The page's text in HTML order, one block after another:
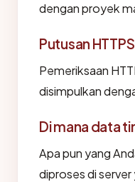
dengan proyek
Putusan HTTPS
Pemeriksaan
disimpulkan
Di mana data
Apa pun yang
diproses di